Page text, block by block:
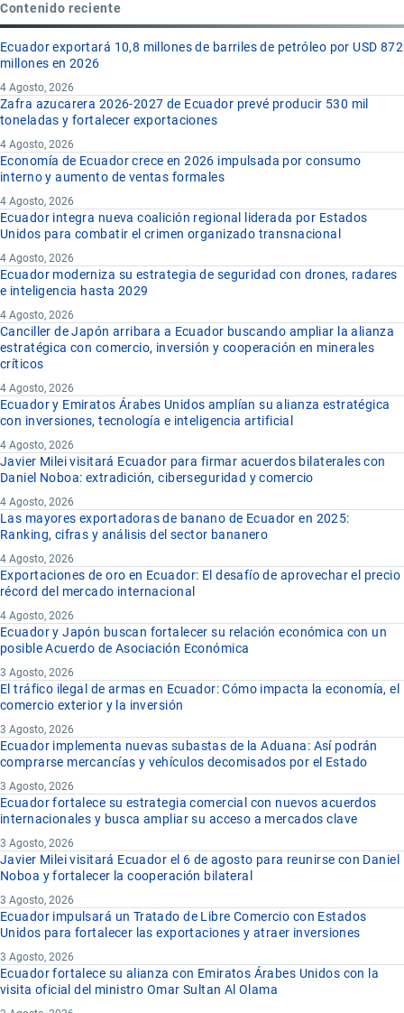
Contenido reciente
Ecuador exportará 10,8 millones de barriles de petróleo por USD 872
millones en 2026
4 Agosto, 2026
Zafra azucarera 2026-2027 de Ecuador prevé producir 530 mil
toneladas y fortalecer exportaciones
4 Agosto, 2026
Economía de Ecuador crece en 2026 impulsada por consumo
interno y aumento de ventas formales
4 Agosto, 2026
Ecuador integra nueva coalición regional liderada por Estados
Unidos para combatir el crimen organizado transnacional
4 Agosto, 2026
Ecuador moderniza su estrategia de seguridad con drones, radares
e inteligencia hasta 2029
4 Agosto, 2026
Canciller de Japón arribara a Ecuador buscando ampliar la alianza
estratégica con comercio, inversión y cooperación en minerales
críticos
4 Agosto, 2026
Ecuador y Emiratos Árabes Unidos amplían su alianza estratégica
con inversiones, tecnología e inteligencia artificial
4 Agosto, 2026
Javier Milei visitará Ecuador para firmar acuerdos bilaterales con
Daniel Noboa: extradición, ciberseguridad y comercio
4 Agosto, 2026
Las mayores exportadoras de banano de Ecuador en 2025:
Ranking, cifras y análisis del sector bananero
4 Agosto, 2026
Exportaciones de oro en Ecuador: El desafío de aprovechar el precio
récord del mercado internacional
4 Agosto, 2026
Ecuador y Japón buscan fortalecer su relación económica con un
posible Acuerdo de Asociación Económica
3 Agosto, 2026
El tráfico ilegal de armas en Ecuador: Cómo impacta la economía, el
comercio exterior y la inversión
3 Agosto, 2026
Ecuador implementa nuevas subastas de la Aduana: Así podrán
comprarse mercancías y vehículos decomisados por el Estado
3 Agosto, 2026
Ecuador fortalece su estrategia comercial con nuevos acuerdos
internacionales y busca ampliar su acceso a mercados clave
3 Agosto, 2026
Javier Milei visitará Ecuador el 6 de agosto para reunirse con Daniel
Noboa y fortalecer la cooperación bilateral
3 Agosto, 2026
Ecuador impulsará un Tratado de Libre Comercio con Estados
Unidos para fortalecer las exportaciones y atraer inversiones
3 Agosto, 2026
Ecuador fortalece su alianza con Emiratos Árabes Unidos con la
visita oficial del ministro Omar Sultan Al Olama